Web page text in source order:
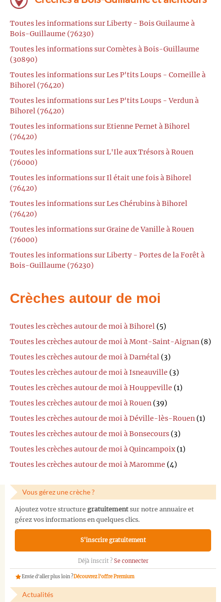
Toutes les informations sur Liberty - Bois Guilaume à
Bois-Guillaume (76230)
Toutes les informations sur Comètes à Bois-Guillaume
(30890)
Toutes les informations sur Les P'tits Loups - Corneille à
Bihorel (76420)
Toutes les informations sur Les P'tits Loups - Verdun à
Bihorel (76420)
Toutes les informations sur Etienne Pernet à Bihorel
(76420)
Toutes les informations sur L'Ile aux Trésors à Rouen
(76000)
Toutes les informations sur Il était une fois à Bihorel
(76420)
Toutes les informations sur Les Chérubins à Bihorel
(76420)
Toutes les informations sur Graine de Vanille à Rouen
(76000)
Toutes les informations sur Liberty - Portes de la Forêt à
Bois-Guillaume (76230)
Crèches autour de moi
Toutes les crèches autour de moi à Bihorel (5)
Toutes les crèches autour de moi à Mont-Saint-Aignan (8)
Toutes les crèches autour de moi à Darnétal (3)
Toutes les crèches autour de moi à Isneauville (3)
Toutes les crèches autour de moi à Houppeville (1)
Toutes les crèches autour de moi à Rouen (39)
Toutes les crèches autour de moi à Déville-lès-Rouen (1)
Toutes les crèches autour de moi à Bonsecours (3)
Toutes les crèches autour de moi à Quincampoix (1)
Toutes les crèches autour de moi à Maromme (4)
Vous gérez une crèche ?
Ajoutez votre structure gratuitementsur notre annuaire et
gérez vos informations en quelques clics.
S'inscrire gratuitement
Déjà inscrit ? Se connecter
Envie d'aller plus loin ?Découvrez l'offre Premium
Actualités